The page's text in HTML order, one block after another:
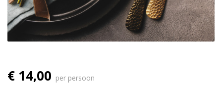
€ 14,00 per persoon